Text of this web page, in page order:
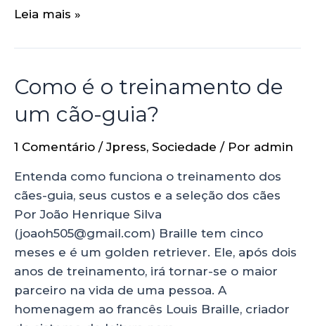
Leia mais »
Como é o treinamento de
um cão-guia?
1 Comentário /Jpress, Sociedade / Por admin
Entenda como funciona o treinamento dos
cães-guia, seus custos e a seleção dos cães
Por João Henrique Silva
(joaoh505@gmail.com) Braille tem cinco
meses e é um golden retriever. Ele, após dois
anos de treinamento, irá tornar-se o maior
parceiro na vida de uma pessoa. A
homenagem ao francês Louis Braille, criador